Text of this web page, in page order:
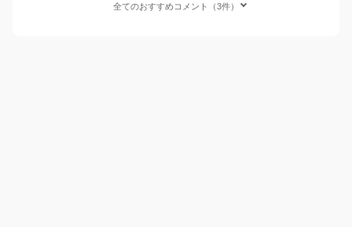
全てのおすすめコメント（3件）